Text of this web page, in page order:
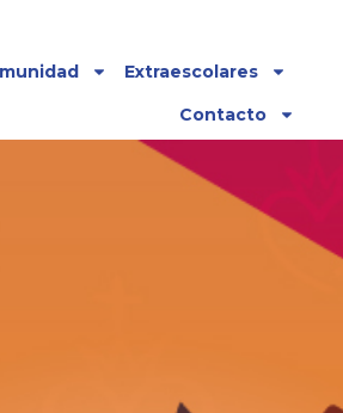
Extraescolares
Contacto